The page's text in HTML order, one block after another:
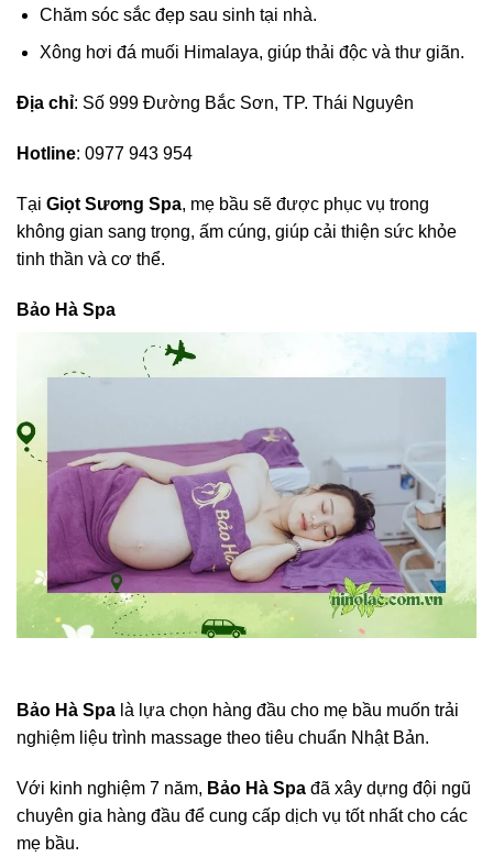
Chăm sóc sắc đẹp sau sinh tại nhà.
Xông hơi đá muối Himalaya, giúp thải độc và thư giãn.
Địa chỉ: Số 999 Đường Bắc Sơn, TP. Thái Nguyên
Hotline: 0977 943 954
Tại Giọt Sương Spa, mẹ bầu sẽ được phục vụ trong
không gian sang trọng, ấm cúng, giúp cải thiện sức khỏe
tinh thần và cơ thể.
Bảo Hà Spa
Bảo Hà Spa là lựa chọn hàng đầu cho mẹ bầu muốn trải
nghiệm liệu trình massage theo tiêu chuẩn Nhật Bản.
Với kinh nghiệm 7 năm, Bảo Hà Spa đã xây dựng đội ngũ
chuyên gia hàng đầu để cung cấp dịch vụ tốt nhất cho các
mẹ bầu.